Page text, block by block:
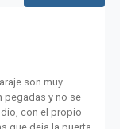
son muy
pegadas y no se
con el propio